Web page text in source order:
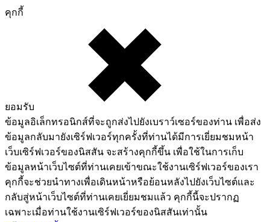
คุกกี้
ยอมรับ
ข้อมูลอิเล็กทรอนิกส์ที่จะถูกส่งไปยังเบราว์เซอร์ของท่าน เพื่อส่ง
ข้อมูลกลับมายังเซิร์ฟเวอร์ทุกครั้งที่ท่านได้มีการเยี่ยมชมหน้า
เว็บเซิร์ฟเวอร์ของนิสสัน จะสร้างคุกกี้ขึ้น เพื่อใช้ในการเก็บ
ข้อมูลหน้าเว็บไซต์ที่ท่านเคยเข้าขณะใช้งานเซิร์ฟเวอร์ของเรา
คุกกี้จะช่วยนำทางเพื่อเดินหน้าหรือย้อนหลังไปยังเว็บไซต์และ
กลับสู่หน้าเว็บไซต์ที่ท่านเคยเยี่ยมชมแล้ว คุกกี้นี้จะปรากฏ
เฉพาะเมื่อท่านใช้งานเซิร์ฟเวอร์ของนิสสันเท่านั้น